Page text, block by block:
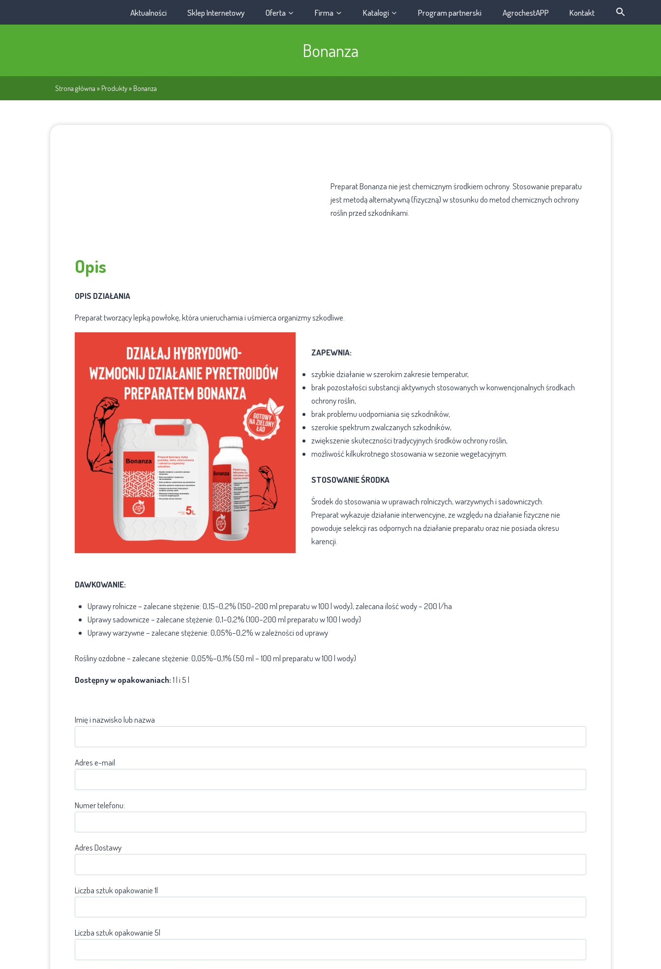
Aktualności Sklep Internetowy Oferta Firma Katalogi Program partnerski AgrochestAPP Kontakt
Bonanza
Strona główna » Produkty» Bonanza
Preparat Bonanza nie jest chemicznym środkiem ochrony. Stosowanie preparatu
jest metodą alternatywną (fizyczną) w stosunku do metod chemicznych ochrony
roślin przed szkodnikami.
Opis
OPIS DZIAŁANIA
Preparat tworzący lepką powłokę, która unieruchamia i uśmierca organizmy szkodliwe.
ZAPEWNIA:
szybkie działanie w szerokim zakresie temperatur,
brak pozostałości substancji aktywnych stosowanych w konwencjonalnych środkach
ochrony roślin,
brak problemu uodporniania się szkodników,
szerokie spektrum zwalczanych szkodników,
zwiększenie skuteczności tradycyjnych środków ochrony roślin,
możliwość kilkukrotnego stosowania w sezonie wegetacyjnym.
STOSOWANIE ŚRODKA
Środek do stosowania w uprawach rolniczych, warzywnych i sadowniczych.
Preparat wykazuje działanie interwencyjne, ze względu na działanie fizyczne nie
powoduje selekcji ras odpornych na działanie preparatu oraz nie posiada okresu
karencji.
DAWKOWANIE:
Uprawy rolnicze – zalecane stężenie: 0,15–0,2% (150–200 ml preparatu w 100 l wody), zalecana ilość wody – 200 l/ha
Uprawy sadownicze – zalecane stężenie: 0,1–0,2% (100–200 ml preparatu w 100 l wody)
Uprawy warzywne – zalecane stężenie: 0,05%–0,2% w zależności od uprawy
Rośliny ozdobne – zalecane stężenie: 0,05%–0,1% (50 ml – 100 ml preparatu w 100 l wody)
Dostępny w opakowaniach:1 l i 5 l
Imię i nazwisko lub nazwa
Adres e-mail
Numer telefonu:
Adres Dostawy
Liczba sztuk opakowanie 1l
Liczba sztuk opakowanie 5l